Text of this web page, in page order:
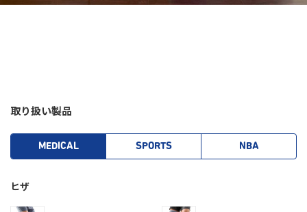
取り扱い製品
MEDICAL SPORTS NBA
ヒザ